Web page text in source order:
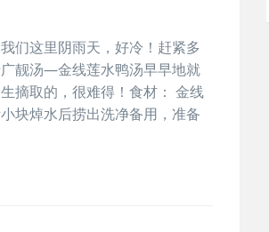
们这里阴雨天，好冷！赶紧多
靓汤—金线莲水鸭汤早早地就
摘取的，很难得！食材： 金线
块焯水后捞出洗净备用，准备